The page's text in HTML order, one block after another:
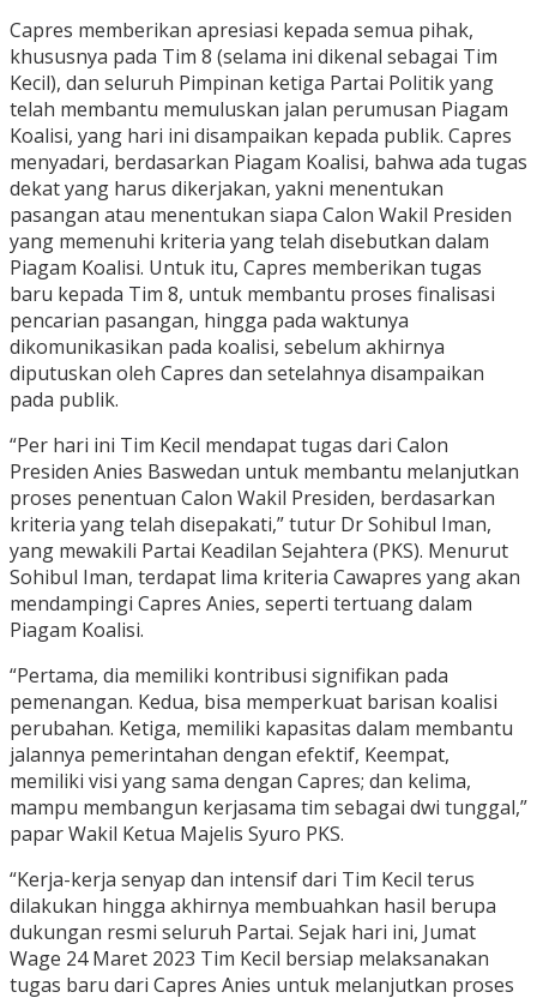
Capres memberikan apresiasi kepada semua pihak,
khususnya pada Tim 8 (selama ini dikenal sebagai Tim
Kecil), dan seluruh Pimpinan ketiga Partai Politik yang
telah membantu memuluskan jalan perumusan Piagam
Koalisi, yang hari ini disampaikan kepada publik. Capres
menyadari, berdasarkan Piagam Koalisi, bahwa ada tugas
dekat yang harus dikerjakan, yakni menentukan
pasangan atau menentukan siapa Calon Wakil Presiden
yang memenuhi kriteria yang telah disebutkan dalam
Piagam Koalisi. Untuk itu, Capres memberikan tugas
baru kepada Tim 8, untuk membantu proses finalisasi
pencarian pasangan, hingga pada waktunya
dikomunikasikan pada koalisi, sebelum akhirnya
diputuskan oleh Capres dan setelahnya disampaikan
pada publik.
“Per hari ini Tim Kecil mendapat tugas dari Calon
Presiden Anies Baswedan untuk membantu melanjutkan
proses penentuan Calon Wakil Presiden, berdasarkan
kriteria yang telah disepakati,” tutur Dr Sohibul Iman,
yang mewakili Partai Keadilan Sejahtera (PKS). Menurut
Sohibul Iman, terdapat lima kriteria Cawapres yang akan
mendampingi Capres Anies, seperti tertuang dalam
Piagam Koalisi.
“Pertama, dia memiliki kontribusi signifikan pada
pemenangan. Kedua, bisa memperkuat barisan koalisi
perubahan. Ketiga, memiliki kapasitas dalam membantu
jalannya pemerintahan dengan efektif, Keempat,
memiliki visi yang sama dengan Capres; dan kelima,
mampu membangun kerjasama tim sebagai dwi tunggal,”
papar Wakil Ketua Majelis Syuro PKS.
“Kerja-kerja senyap dan intensif dari Tim Kecil terus
dilakukan hingga akhirnya membuahkan hasil berupa
dukungan resmi seluruh Partai. Sejak hari ini, Jumat
Wage 24 Maret 2023 Tim Kecil bersiap melaksanakan
tugas baru dari Capres Anies untuk melanjutkan proses